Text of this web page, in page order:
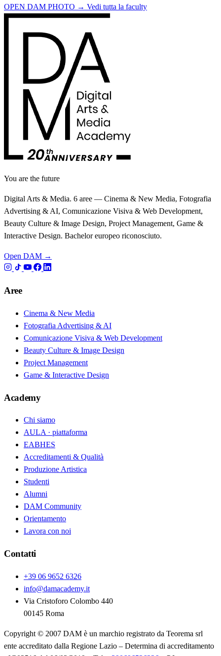
OPEN DAM PHOTO → Vedi tutta la faculty
You are the future
Digital Arts & Media. 6 aree — Cinema & New Media, Fotografia
Advertising & AI, Comunicazione Visiva & Web Development,
Beauty Culture & Image Design, Project Management, Game &
Interactive Design. Bachelor europeo riconosciuto.
Open DAM →
Aree
Cinema & New Media
Fotografia Advertising & AI
Comunicazione Visiva & Web Development
Beauty Culture & Image Design
Project Management
Game & Interactive Design
Academy
Chi siamo
AULA · piattaforma
EABHES
Accreditamenti & Qualità
Produzione Artistica
Studenti
Alumni
DAM Community
Orientamento
Lavora con noi
Contatti
+39 06 9652 6326
info@damacademy.it
Via Cristoforo Colombo 440
00145 Roma
Copyright © 2007 DAM è un marchio registrato da Teorema srl
ente accreditato dalla Regione Lazio – Determina di accreditamento